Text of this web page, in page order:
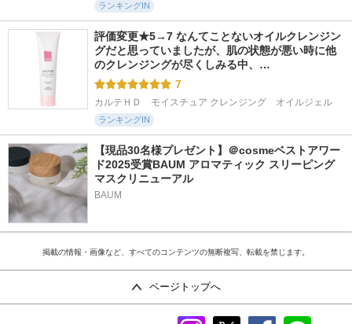
ランキングIN
評価変更★5→7 なんてことないオイルクレンジン
グだと思っていましたが、肌の状態が悪い時に他
のクレンジングが尽くしみる中、…
7
カルテＨＤ　モイスチュア クレンジング　オイルジェル
ランキングIN
【現品30名様プレゼント】＠cosmeベストアワー
ド2025受賞BAUM アロマティック スリーピング
マスクリニューアル
BAUM
掲載の情報・画像など、すべてのコンテンツの無断複写、転載を禁じます。
ページトップへ